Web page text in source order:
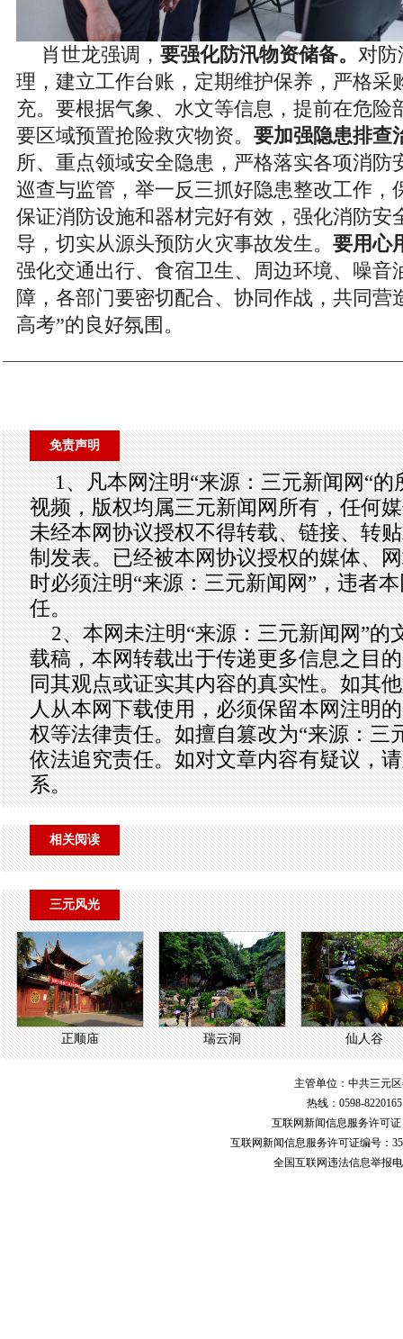
肖世龙强调， 要强化防汛物资储备。 对防
理，建立工作台账，定期维护保养，严格采
充。要根据气象、水文等信息，提前在危险
要区域预置抢险救灾物资。 要加强隐患排查
所、重点领域安全隐患，严格落实各项消防
巡查与监管，举一反三抓好隐患整改工作，
保证消防设施和器材完好有效，强化消防安
导，切实从源头预防火灾事故发生。 要用心
强化交通出行、食宿卫生、周边环境、噪音
障，各部门要密切配合、协同作战，共同营
高考”的良好氛围。
免责声明
1、凡本网注明“来源：三元新闻网“
视频，版权均属三元新闻网所有，任何
未经本网协议授权不得转载、链接、转
制发表。已经被本网协议授权的媒体、
时必须注明“来源：三元新闻网”，违者
任。
2、本网未注明“来源：三元新闻网”的
载稿，本网转载出于传递更多信息之目
同其观点或证实其内容的真实性。如其
人从本网下载使用，必须保留本网注明
权等法律责任。如擅自篡改为“来源：三
依法追究责任。如对文章内容有疑议，
系。
相关阅读
三元风光
正顺庙 瑞云洞 仙人谷
主管单位：中共三元
热线：0598-
互联网新闻信息服务许可证
互联网新闻信息服务许可证编号：
全国互联网违法信息举报